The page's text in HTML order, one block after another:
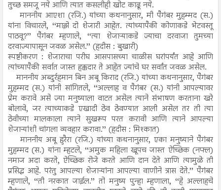
तुच्छ समजू नये आणि त्यात कसलीही खोट काढू नये.
माननीय आएशा (रजि.) यांच्या कथनानुसार, मी पैगंबर मुहम्मद (स.)
यांना विचारले, ‘‘माझे दो शेजारी आहेत. त्यांच्यापैकी कोणाकडे भेटवस्तू
पाठवू?’’ पैगंबर म्हणाले, ‘‘त्या शेजाऱ्याकडे ज्याचा दरवाजा तुमच्या
दरवाज्यापासून जवळ असेल.’’ (हदीस : बुखारी)
स्पष्टीकरण : शेजाराचा परीघ आसपासच्या चाळीस घरांपर्यंत आहे आणि
त्यांच्यापैकी सर्वात जास्त हक्कदार ते आहेत ज्यांचे घर सर्वांत जवळ असेल.
माननीय अब्दुर्रहमान बिन अबू किराद (रजि.) यांच्या कथनानुसार, पैगंबर
मुहम्मद (स.) यांनी सांगितले, ‘‘अल्लाह व पैगंबर (स.) यांनी आपल्यावर
प्रेम करावे असे ज्या मनुष्याला वाटत असेल त्याने संभाषण करताना खरे
बोलावे, जर त्याच्याकडे एखादी ठेव ठेवण्यात आली असेल तर ती त्या
ठेवीच्या मालकाला त्याने सुखरूप परत करावी आणि त्याने आपल्या
शेजाऱ्यांशी चांगला व्यवहार करावा.’’ (हदीस : मिश्कात)
माननीय अबू हुरैरा (रजि.) यांच्या कथनानुसार, एका मनुष्याने पैगंबर
मुहम्मद (स.) यांना म्हटले, ‘‘अमुक महिला खूपच जास्त ऐच्छिक (नफ्ल)
नमाज अदा करते, ऐच्छिक रोजे करते आणि दान देते आणि त्यामुळे ती
प्रसिद्ध आहे. परंतु आपल्या शेजाऱ्यांना आपल्या वाणीने त्रास देते.’’ पैगंबर
म्हणाले, ‘‘ती नरकात जाईल.’’ तो मनुष्य पुन्हा म्हणाला, ‘‘हे अल्लाहचे